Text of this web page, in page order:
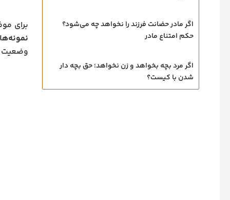
اگر مادر حضانت فرزند را نخواهد چه می‌شود؟
حکم امتناع مادر
اگر مرد بچه بخواهد و زن نخواهد؛ حق بچه‌ دار
شدن با کیست؟
برای
وضعیت